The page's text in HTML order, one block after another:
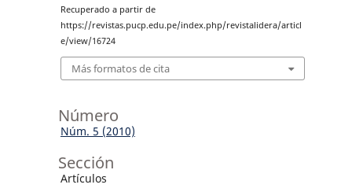
Recuperado a partir de
https://revistas.pucp.edu.pe/index.php/revistalidera/articl
e/view/16724
Más formatos de cita
Número
Núm. 5 (2010)
Sección
Artículos